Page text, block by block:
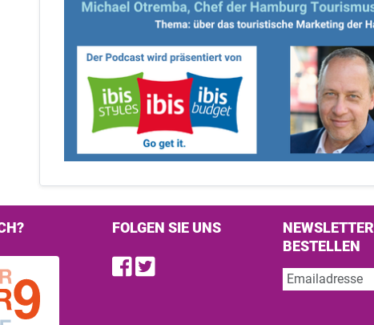
FOLGEN SIE UNS
Find us on Facebook
Follow us on Twitter
NEWSLETTER
BESTELLEN